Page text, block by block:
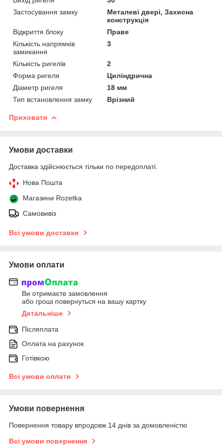
Застосування замку
Металеві двері, Захисна
конструкція
Відкриття блоку
Праве
Кількість напрямків
замикання
3
Кількість ригелів
2
Форма ригеля
Циліндрична
Діаметр ригеля
18 мм
Тип встановлення замку
Врізний
Приховати
Умови доставки
Доставка здійснюється тільки по передоплаті.
Нова Пошта
Магазини Rozetka
Самовивіз
Всі умови доставки
Умови оплати
Ви отримаєте замовлення
або гроші повернуться на вашу картку
Детальніше
Післяплата
Оплата на рахунок
Готівкою
Всі умови оплати
Умови повернення
Повернення товару впродовж 14 днів за домовленістю
Всі умови повернення